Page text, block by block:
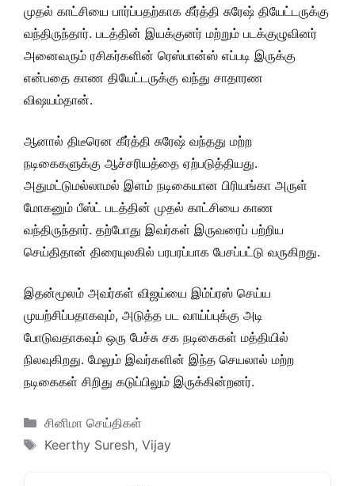
முதல் காட்சியை பார்ப்பதற்காக கீர்த்தி சுரேஷ் தியேட்டருக்கு
வந்திருந்தார். படத்தின் இயக்குனர் மற்றும் படக்குழுவினர்
அனைவரும் ரசிகர்களின் ரெஸ்பான்ஸ் எப்படி இருக்கு
என்பதை காண தியேட்டருக்கு வந்து சாதாரண
விஷயம்தான்.
ஆனால் திடீரென கீர்த்தி சுரேஷ் வந்தது மற்ற
நடிகைகளுக்கு ஆச்சரியத்தை ஏற்படுத்தியது.
அதுமட்டுமல்லாமல் இளம் நடிகையான பிரியங்கா அருள்
மோகனும் பீஸ்ட் படத்தின் முதல் காட்சியை காண
வந்திருந்தார். தற்போது இவர்கள் இருவரைப் பற்றிய
செய்திதான் திரையுலகில் பரபரப்பாக பேசப்பட்டு வருகிறது.
இதன்மூலம் அவர்கள் விஜய்யை இம்ப்ரஸ் செய்ய
முயற்சிப்பதாகவும், அடுத்த பட வாய்ப்புக்கு அடி
போடுவதாகவும் ஒரு பேச்சு சக நடிகைகள் மத்தியில்
நிலவுகிறது. மேலும் இவர்களின் இந்த செயலால் மற்ற
நடிகைகள் சிறிது கடுப்பிலும் இருக்கின்றனர்.
Categories
சினிமா செய்திகள்
Tags
Keerthy Suresh, Vijay